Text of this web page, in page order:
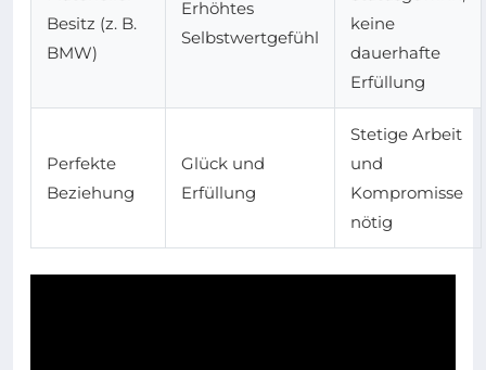
Besitz (z. B.
BMW)
Erhöhtes
Selbstwertgefühl
keine
dauerhafte
Erfüllung
Perfekte
Beziehung
Glück und
Erfüllung
Stetige Arbeit
und
Kompromisse
nötig